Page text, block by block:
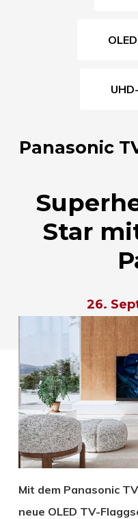
Panasonic
Star
26.
Mit dem Panasonic
neue OLED TV-